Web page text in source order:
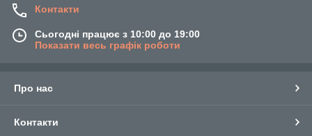
Контакти
Сьогодні працює з 10:00 до 19:00
Показати весь графік роботи
Про нас
Контакти